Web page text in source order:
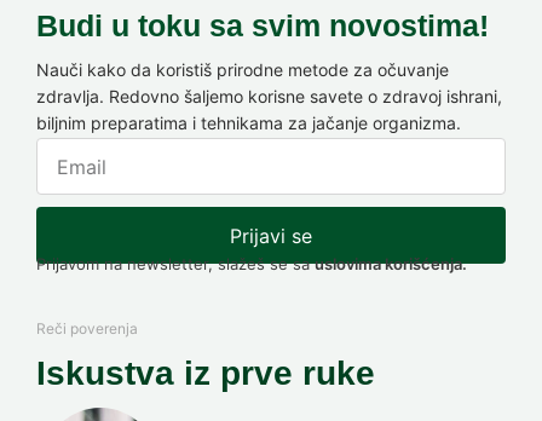
Budi u toku sa svim novostima!
Nauči kako da koristiš prirodne metode za očuvanje
zdravlja. Redovno šaljemo korisne savete o zdravoj ishrani,
biljnim preparatima i tehnikama za jačanje organizma.
Prijavi se
Prijavom na newsletter, slažeš se sauslovima korišćenja.
Reči poverenja
Iskustva iz prve ruke